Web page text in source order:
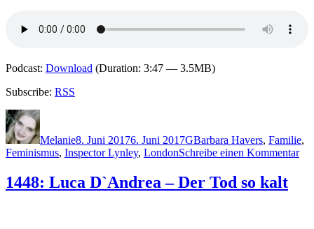
Podcast: Download (Duration: 3:47 — 3.5MB)
Subscribe: RSS
Autor
Melanie8. Juni 20176. Juni 2017GBarbara Havers, Familie,
Feminismus, Inspector Lynley, LondonSchreibe einen Kommentarzu
1448: Luca D`Andrea – Der Tod so kalt